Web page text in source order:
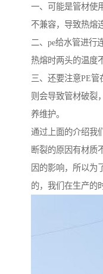
一、可能是管材使
不兼容，导致热熔
二、pe给水管进行
热熔时两头的温度
三、还要注意PE
则会导致管材破裂
养维护。
通过上面的介绍我
断裂的原因有材质
因的影响，所以为
的，我们在生产的